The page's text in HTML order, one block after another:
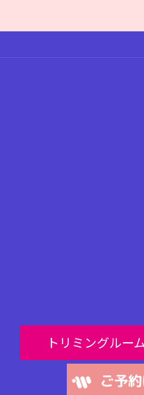
トリミングルー